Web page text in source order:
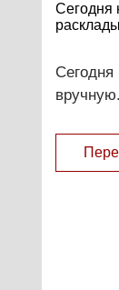
Сегодня